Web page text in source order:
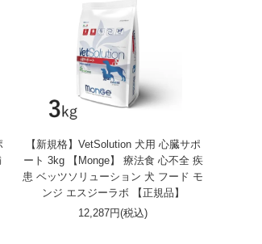
【新規格】VetSolution 犬用 心臓サポ
ート 3kg 【Monge】 療法食 心不全 疾
患 ベッツソリューション 犬 フード モ
ンジ エスジーラボ 【正規品】
12,287円(税込)